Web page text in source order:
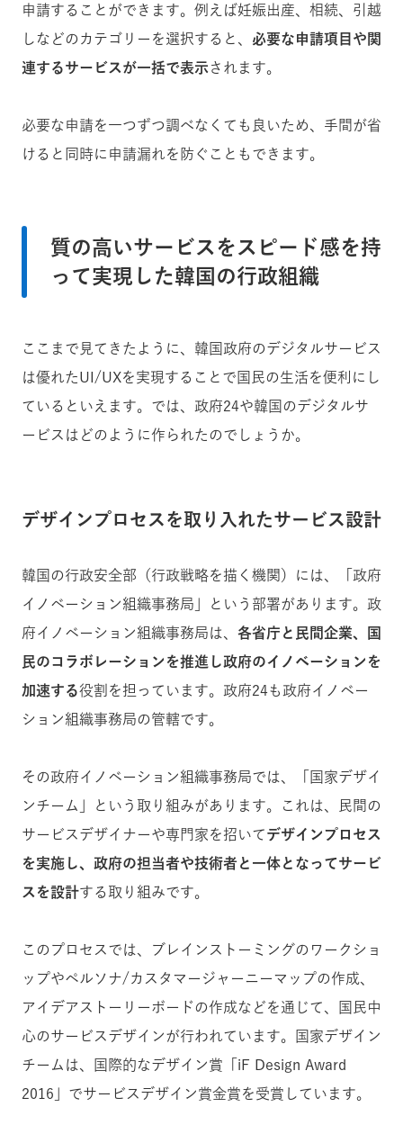
申請することができます。例えば妊娠出産、相続、引越
しなどのカテゴリーを選択すると、 必要な申請項目や関
連するサービスが一括で表示 されます。
必要な申請を一つずつ調べなくても良いため、手間が省
けると同時に申請漏れを防ぐこともできます。
質の高いサービスをスピード感を持
って実現した韓国の行政組織
ここまで見てきたように、韓国政府のデジタルサービス
は優れたUI/UXを実現することで国民の生活を便利にし
ているといえます。では、政府24や韓国のデジタルサ
ービスはどのように作られたのでしょうか。
デザインプロセスを取り入れたサービス設計
韓国の行政安全部（行政戦略を描く機関）には、「政府
イノベーション組織事務局」という部署があります。政
府イノベーション組織事務局は、 各省庁と民間企業、国
民のコラボレーションを推進し政府のイノベーションを
加速する役割を担っています。政府24も政府イノベー
ション組織事務局の管轄です。
その政府イノベーション組織事務局では、「国家デザイ
ンチーム」という取り組みがあります。これは、民間の
サービスデザイナーや専門家を招いてデザインプロセス
を実施し、政府の担当者や技術者と一体となってサービ
スを設計する取り組みです。
このプロセスでは、ブレインストーミングのワークショ
ップやペルソナ/カスタマージャーニーマップの作成、
アイデアストーリーボードの作成などを通じて、国民中
心のサービスデザインが行われています。国家デザイン
チームは、国際的なデザイン賞「iF Design Award
2016」でサービスデザイン賞金賞を受賞しています。